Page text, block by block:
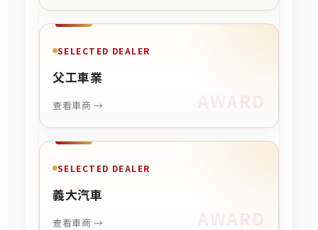
SELECTED DEALER
父工車業
查看車商 →
SELECTED DEALER
義大汽車
查看車商 →